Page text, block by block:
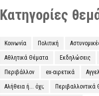
Κατηγορίες
Κοινωνία Πολιτική
Αθλητικά Θέματα Εκδηλώσεις
Περιβάλλον ex-αιρετικά
Αλήθεια ή... όχι; Περιβαλλοντικά